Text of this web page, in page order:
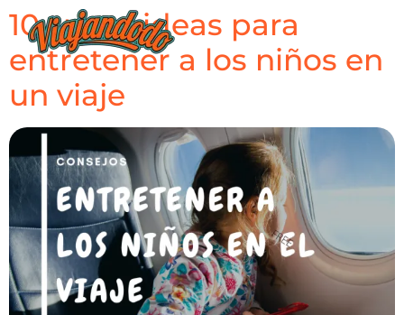
10 super ideas para
entretener a los niños en
un viaje